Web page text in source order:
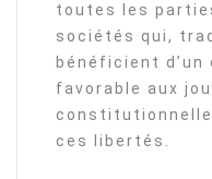
toutes les
sociétés qui,
bénéficient
favorable aux
ces libertés.